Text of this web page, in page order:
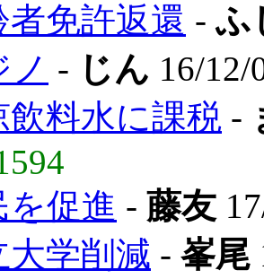
者免許返還 -ふ
ノ - じん 16/
飲料水に課税 -
を促進 - 藤友
大学削減 - 峯尾